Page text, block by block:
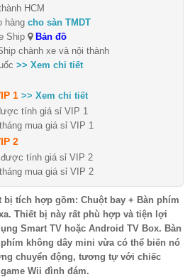
HCM
hàng cho sàn TMDT
Ship
Bản đồ
chành xe và nội thành
>> Xem chi tiết
1 >> Xem chi tiết
tính giá sỉ VIP 1
mua giá sỉ VIP 1
2
tính giá sỉ VIP 2
mua giá sỉ VIP 2
bị tích hợp gồm: Chuột bay + Bàn phím
Thiết bị này rất phù hợp và tiện lợi
Smart TV hoặc Android TV Box. Bàn
không dây mini vừa có thể biến nó
chuyển động, tương tự với chiếc
Wii đình đám.